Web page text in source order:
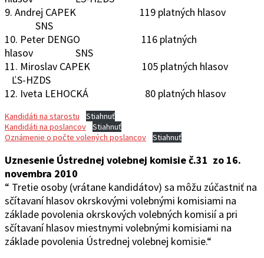
9. Andrej CAPEK 119 platných hlasov
SNS
10. Peter DENGO 116 platných
hlasov SNS
11. Miroslav CAPEK 105 platných hlasov
ĽS-HZDS
12. Iveta LEHOCKÁ 80 platných hlasov
Kandidáti na starostu
Stiahnuť
Kandidáti na poslancov
Stiahnuť
Oznámenie o počte volených poslancov
Stiahnuť
Uznesenie Ústrednej volebnej komisie č.31 zo 16.
novembra 2010
“ Tretie osoby (vrátane kandidátov) sa môžu zúčastniť na
sčítavaní hlasov okrskovými volebnými komisiami na
základe povolenia okrskových volebných komisií a pri
sčítavaní hlasov miestnymi volebnými komisiami na
základe povolenia Ústrednej volebnej komisie.“